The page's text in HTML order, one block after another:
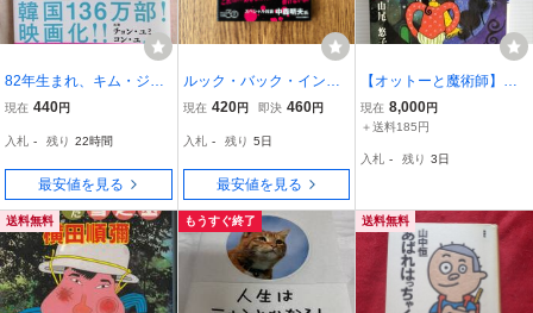
82年生まれ、キム・ジヨ
ン チョ・ナムジュ 著 斎
現在 440円
入札 - 残り 22時間
最安値を見る
ルック・バック・イン・
アンガー （祥伝社文庫
著
現在 420円 即決 460円
入札 - 残り 5日
最安値を見る
【オットーと魔術師】
集英社文庫 花 77－A
山尾悠子著 昭和55年1
現在 8,000円
＋送料185円
入札 - 残り 3日
送料無料 もうすぐ終了 送料無料